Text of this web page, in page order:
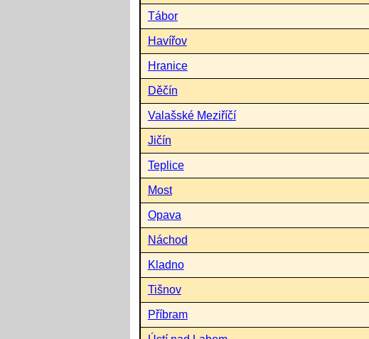
Tábor
Havířov
Hranice
Děčín
Valašské Meziříčí
Jičín
Teplice
Most
Opava
Náchod
Kladno
Tišnov
Příbram